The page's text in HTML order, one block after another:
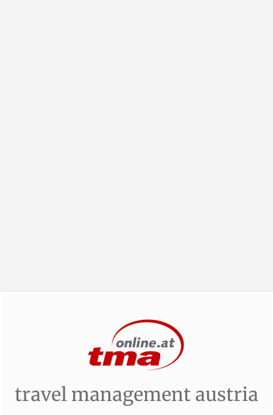
travel management austria